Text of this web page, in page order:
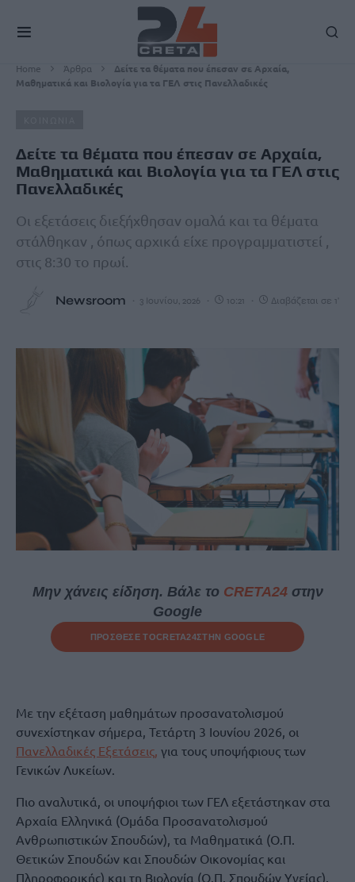
Home Άρθρα
Δείτε τα θέματα που έπεσαν σε Αρχαία,
Μαθηματικά και Βιολογία για τα ΓΕΛ στις Πανελλαδικές
Δείτε τα θέματα που έπεσαν σε Αρχαία,
Μαθηματικά και Βιολογία για τα ΓΕΛ στις
Πανελλαδικές
Οι εξετάσεις διεξήχθησαν ομαλά και τα θέματα
στάλθηκαν , όπως αρχικά είχε προγραμματιστεί ,
στις 8:30 το πρωί.
Newsroom 3 Ιουνίου, 2026 10:21 Διαβάζεται σε 1'
Μην χάνεις είδηση. Βάλε το CRETA24στην
Google
ΠΡΟΣΘΕΣΕ ΤΟCRETA24ΣΤΗΝ GOOGLE
Με την εξέταση μαθημάτων προσανατολισμού
συνεχίστηκαν σήμερα, Τετάρτη 3 Ιουνίου 2026, οι
Πανελλαδικές Εξετάσεις, για τους υποψήφιους των
Γενικών Λυκείων.
Πιο αναλυτικά, οι υποψήφιοι των ΓΕΛ εξετάστηκαν στα
Αρχαία Ελληνικά (Ομάδα Προσανατολισμού
Ανθρωπιστικών Σπουδών), τα Μαθηματικά (Ο.Π.
Θετικών Σπουδών και Σπουδών Οικονομίας και
Πληροφορικής) και τη Βιολογία (Ο.Π. Σπουδών Υγείας).